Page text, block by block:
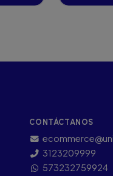
CONTÁCTANOS
3123209999
573232759924